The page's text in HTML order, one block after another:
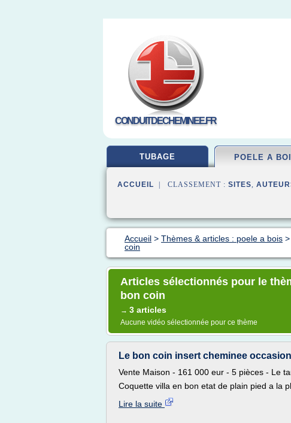
CONDUITDECHEMINEE.FR
TUBAGE POELE A
ACCUEIL | CLASSEMENT : SITES,
Accueil > Thèmes & articles : poele a bois >
coin
Articles sélectionnés pour le
bon coin
→ 3 articles
Aucune vidéo sélectionnée pour ce thème
Le bon coin insert cheminee
Vente Maison - 161 000 eur - 5 pièces - Le
Coquette villa en bon etat de plain pied a la
Lire la suite